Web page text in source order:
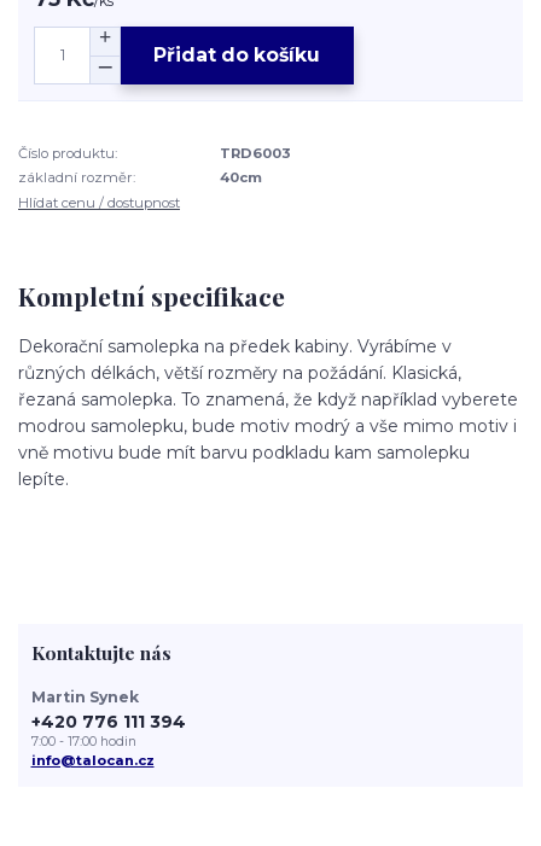
Přidat do košíku
Číslo produktu:
TRD6003
základní rozměr:
40cm
Hlídat cenu / dostupnost
Kompletní specifikace
Dekorační samolepka na předek kabiny. Vyrábíme v
různých délkách, větší rozměry na požádání. Klasická,
řezaná samolepka. To znamená, že když například vyberete
modrou samolepku, bude motiv modrý a vše mimo motiv i
vně motivu bude mít barvu podkladu kam samolepku
lepíte.
Kontaktujte nás
Martin Synek
+420 776 111 394
7:00 - 17:00 hodin
info@talocan.cz